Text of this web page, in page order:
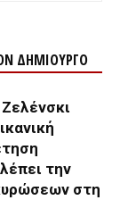
ΔΗΜΙΟΥΡΓΟ
την
στη